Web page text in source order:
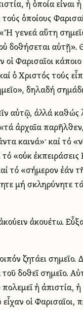
ἡ ὁποία εἶναι
ὁποίους
«Ἡ γενεά αὕτη
δοθήσεται αὐτῇ».
οἱ Φαρισαῖοι
ὁ Χριστός τούς
δηλαδή
αὐτῷ, ἀλλά καθώς
ἀρχαῖα παρῆλθεν,
καινά»· καί τό
τό «οὐκ ἐκπειράσεις
τό «σήμερον ἐάν
μή σκληρύνητε
ἀκουέτω.
ζητάει σημεῖο.
τοῦ δοθεῖ σημεῖο.
ἡ ἀπιστία, ἡ
οἱ Φαρισαῖοι,